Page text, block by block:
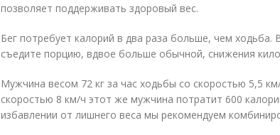
позволяет поддерживать здоровый вес.
Бег потребует калорий в два раза больше, чем ходьба.
съедите порцию, вдвое больше обычной, снижения
Мужчина весом 72 кг за час ходьбы со скоростью 5,5
скоростью 8 км/ч этот же мужчина потратит 600
избавлении от лишнего веса мы рекомендуем